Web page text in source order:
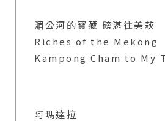
湄公河的寶藏 磅湛往美萩
Riches of the Mekong
Kampong Cham to My
阿瑪達拉